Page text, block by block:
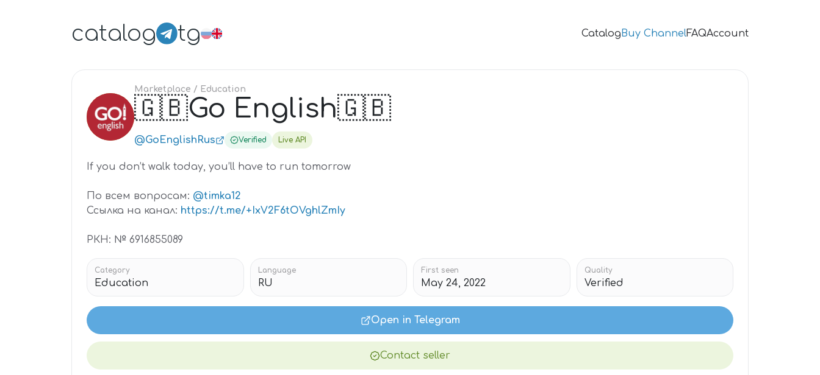
catalog tg Catalog Buy ChannelFAQAccount
🇬
Marketplace / Education
🇬🇧Go English🇬🇧
@GoEnglishRus Verified Live API
If you don’t walk today, you’ll have to run tomorrow
По всем вопросам: @timka12
Ссылка на канал: https://t.me/+IxV2F6tOVghlZmIy
РКН: № 6916855089
Category
Education
Language
RU
First seen
May 24, 2022
Quality
Verified
Open in Telegram
Contact seller